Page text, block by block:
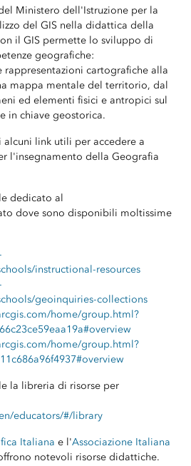
Ministero dell'Istruzione per la
del GIS nella didattica della
il GIS permette lo sviluppo di
geografiche:
cartografiche alla
mappa mentale del territorio, dal
ed elementi fisici e antropici sul
in chiave geostorica.
link utili per accedere a
l'insegnamento della Geografia
dedicato al
dove sono disponibili moltissime
instructional-resources
geoinquiries-collections
home/group.html?
home/group.html?
la libreria di risorse per
educators/#/library
Italiana e l'Associazione Italiana
notevoli risorse didattiche.